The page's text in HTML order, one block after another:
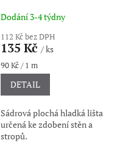
Dodání 3-4 týdny
112 Kč bez DPH
135 Kč / ks
Měrná
cena:
90 Kč / 1 m
DETAIL
Sádrová plochá hladká lišta
určená ke zdobení stěn a
stropů.